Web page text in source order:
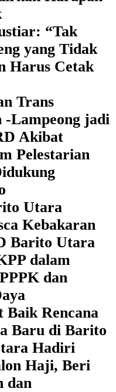
“Tak
yang Tidak
Harus Cetak
Trans
-Lampeong jadi
Akibat
Pelestarian
Utara
Kebakaran
Barito Utara
dalam
dan
Baik Rencana
Baru di Barito
Hadiri
Haji, Beri
dan